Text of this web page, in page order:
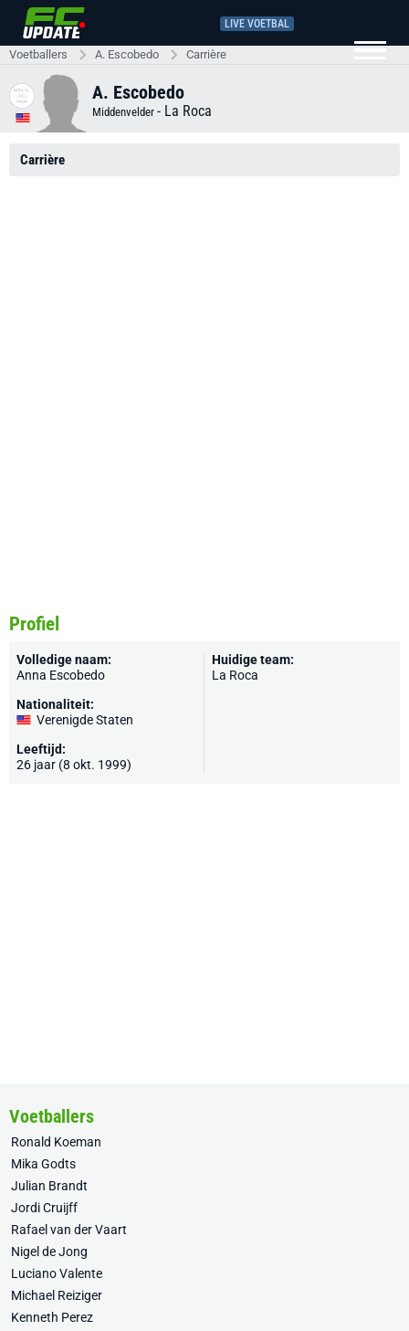
LIVE VOETBAL
Voetballers A. Escobedo Carrière
A. Escobedo
Middenvelder - La Roca
Carrière
Profiel
Volledige naam:
Anna Escobedo
Nationaliteit:
Verenigde Staten
Leeftijd:
26 jaar (8 okt. 1999)
Huidige team:
La Roca
Voetballers
Ronald Koeman
Mika Godts
Julian Brandt
Jordi Cruijff
Rafael van der Vaart
Nigel de Jong
Luciano Valente
Michael Reiziger
Kenneth Perez